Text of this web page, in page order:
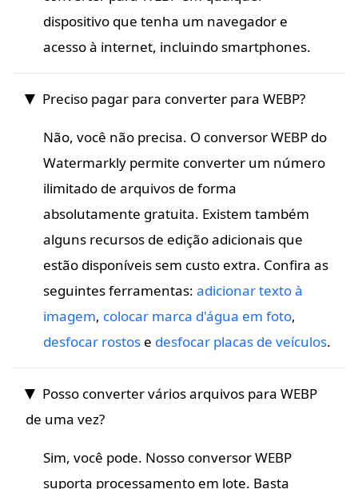
dispositivo que tenha um navegador e
acesso à internet, incluindo smartphones.
Preciso pagar para converter para WEBP?
Não, você não precisa. O conversor WEBP do
Watermarkly permite converter um número
ilimitado de arquivos de forma
absolutamente gratuita. Existem também
alguns recursos de edição adicionais que
estão disponíveis sem custo extra. Confira as
seguintes ferramentas: adicionar texto à
imagem, colocar marca d'água em foto,
desfocar rostos e desfocar placas de veículos.
Posso converter vários arquivos para WEBP
de uma vez?
Sim, você pode. Nosso conversor WEBP
suporta processamento em lote. Basta